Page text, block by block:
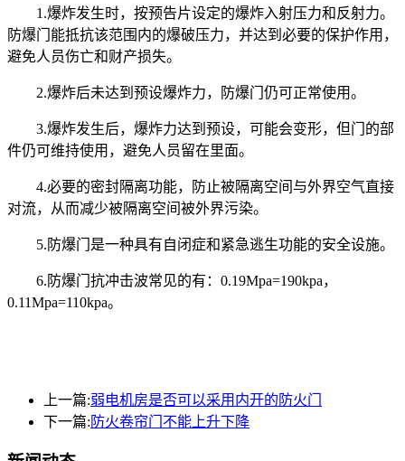
1.爆炸发生时，按预告片设定的爆炸入射压力和反射力。
防爆门能抵抗该范围内的爆破压力，并达到必要的保护作用，
避免人员伤亡和财产损失。
2.爆炸后未达到预设爆炸力，防爆门仍可正常使用。
3.爆炸发生后，爆炸力达到预设，可能会变形，但门的部
件仍可维持使用，避免人员留在里面。
4.必要的密封隔离功能，防止被隔离空间与外界空气直接
对流，从而减少被隔离空间被外界污染。
5.防爆门是一种具有自闭症和紧急逃生功能的安全设施。
6.防爆门抗冲击波常见的有：0.19Mpa=190kpa，
0.11Mpa=110kpa。
上一篇:弱电机房是否可以采用内开的防火门
下一篇: 防火卷帘门不能上升下降